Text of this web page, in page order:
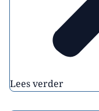
Lees verder